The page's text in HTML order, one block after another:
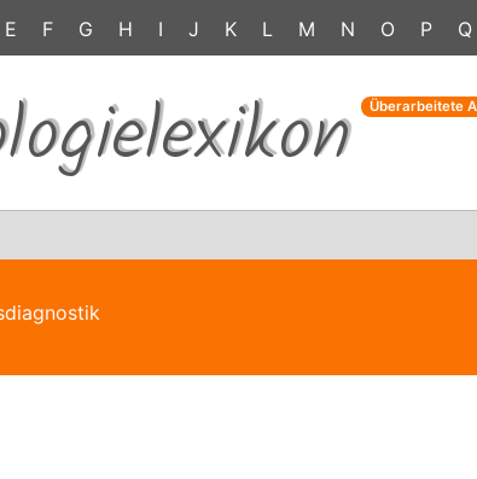
E F G H I J K L M N O P Q
Überarbeitete